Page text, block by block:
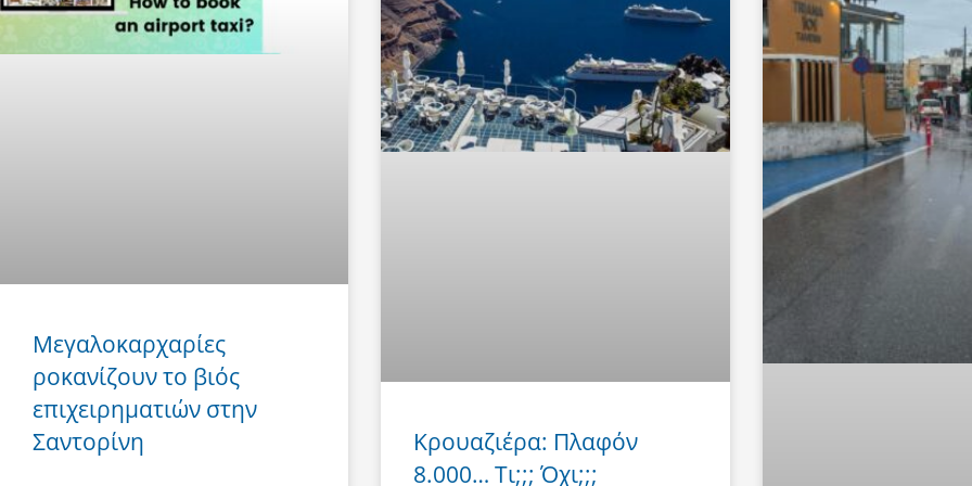
Μεγαλοκαρχαρίες
ροκανίζουν το βιός
επιχειρηματιών στην
Σαντορίνη
Κρουαζιέρα: Πλαφόν
8.000… Τι;;; Όχι;;;